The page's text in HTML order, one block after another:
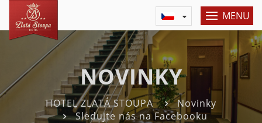
MENU
NOVINKY
HOTEL ZLATÁ STOUPA
Novinky
Sledujte nás na Facebooku